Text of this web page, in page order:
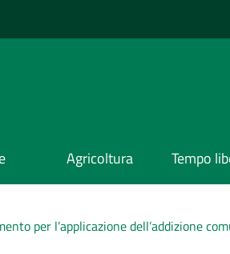
Agricoltura Tempo
per l’applicazione dell’addizione